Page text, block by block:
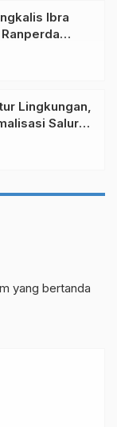
Ibra
Lingkungan,
Saluran
yang bertanda